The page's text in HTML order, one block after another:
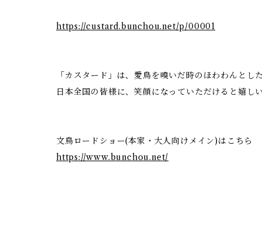
https://custard.bunchou.net/p/00001
「カスタード」は、愛鳥を嗅いだ時のほわわんと
日本全国の皆様に、笑顔になっていただけると嬉し
文鳥ロードショー(本家・大人向けメイン)はこちら
https://www.bunchou.net/